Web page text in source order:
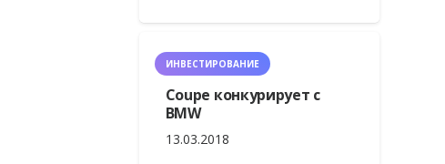
ИНВЕСТИРОВАНИЕ
Coupe конкурирует с
BMW
13.03.2018